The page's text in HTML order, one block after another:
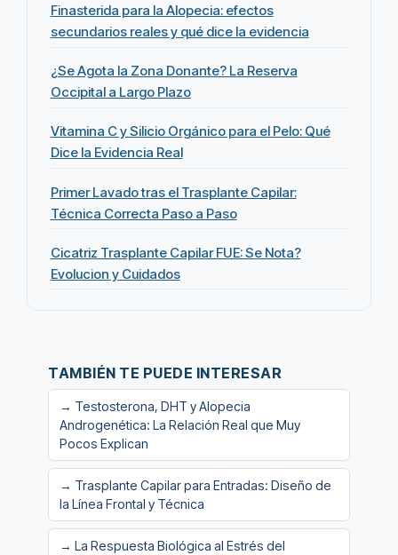
Finasterida para la Alopecia: efectos
secundarios reales y qué dice la evidencia
¿Se Agota la Zona Donante? La Reserva
Occipital a Largo Plazo
Vitamina C y Silicio Orgánico para el Pelo: Qué
Dice la Evidencia Real
Primer Lavado tras el Trasplante Capilar:
Técnica Correcta Paso a Paso
Cicatriz Trasplante Capilar FUE: Se Nota?
Evolucion y Cuidados
TAMBIÉN TE PUEDE INTERESAR
→ Testosterona, DHT y Alopecia
Androgenética: La Relación Real que Muy
Pocos Explican
→ Trasplante Capilar para Entradas: Diseño de
la Línea Frontal y Técnica
→ La Respuesta Biológica al Estrés del